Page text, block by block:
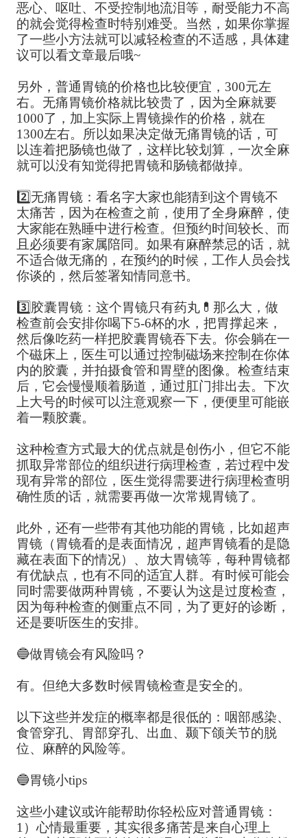
恶心、呕吐、不受控制地流泪等，耐受能力不高
的就会觉得检查时特别难受。当然，如果你掌握
了一些小方法就可以减轻检查的不适感，具体建
议可以看文章最后哦~
另外，普通胃镜的价格也比较便宜，300元左
右。无痛胃镜价格就比较贵了，因为全麻就要
1000了，加上实际上胃镜操作的价格，就在
1300左右。所以如果决定做无痛胃镜的话，可
以连着把肠镜也做了，这样比较划算，一次全麻
就可以没有知觉得把胃镜和肠镜都做掉。
2️⃣无痛胃镜：看名字大家也能猜到这个胃镜不
太痛苦，因为在检查之前，使用了全身麻醉，使
大家能在熟睡中进行检查。但预约时间较长、而
且必须要有家属陪同。如果有麻醉禁忌的话，就
不适合做无痛的，在预约的时候，工作人员会找
你谈的，然后签署知情同意书。
3️⃣胶囊胃镜：这个胃镜只有药丸💊那么大，做
检查前会安排你喝下5-6杯的水，把胃撑起来，
然后像吃药一样把胶囊胃镜吞下去。你会躺在一
个磁床上，医生可以通过控制磁场来控制在你体
内的胶囊，并拍摄食管和胃壁的图像。检查结束
后，它会慢慢顺着肠道，通过肛门排出去。下次
上大号的时候可以注意观察一下，便便里可能嵌
着一颗胶囊。
这种检查方式最大的优点就是创伤小，但它不能
抓取异常部位的组织进行病理检查，若过程中发
现有异常的部位，医生觉得需要进行病理检查明
确性质的话，就需要再做一次常规胃镜了。
此外，还有一些带有其他功能的胃镜，比如超声
胃镜（胃镜看的是表面情况，超声胃镜看的是隐
藏在表面下的情况）、放大胃镜等，每种胃镜都
有优缺点，也有不同的适宜人群。有时候可能会
同时需要做两种胃镜，不要认为这是过度检查，
因为每种检查的侧重点不同，为了更好的诊断，
还是要听医生的安排。
🔵做胃镜会有风险吗？
有。但绝大多数时候胃镜检查是安全的。
以下这些并发症的概率都是很低的：咽部感染、
食管穿孔、胃部穿孔、出血、颞下颌关节的脱
位、麻醉的风险等。
🔵胃镜小tips
这些小建议或许能帮助你轻松应对普通胃镜：
1）心情最重要，其实很多痛苦是来自心理上